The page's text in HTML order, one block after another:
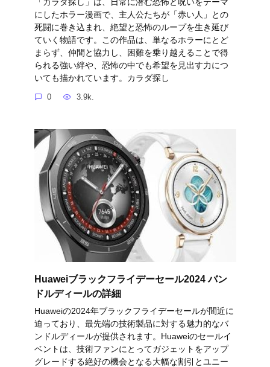
にしたホラー漫画で、主人公たちが「赤い人」との
死闘に巻き込まれ、絶望と恐怖のループを生き延び
ていく物語です。この作品は、単なるホラーにとど
まらず、仲間と協力し、困難を乗り越えることで得
られる強い絆や、恐怖の中でも希望を見出す力につ
いても描かれています。カラダ探し
0 3.9k.
Huaweiブラックフライデーセール2024 バン
ドルディールの詳細
Huaweiの2024年ブラックフライデーセールが間近に
迫っており、最先端の技術製品に対する魅力的なバ
ンドルディールが提供されます。Huaweiのセールイ
ベントは、技術ファンにとってガジェットをアップ
グレードする絶好の機会となる大幅な割引とユニー